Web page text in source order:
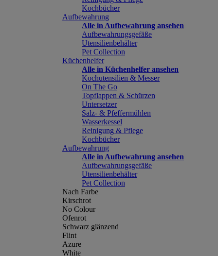
Kochbücher
Aufbewahrung
Alle in Aufbewahrung ansehen
Aufbewahrungsgefäße
Utensilienbehälter
Pet Collection
Küchenhelfer
Alle in Küchenhelfer ansehen
Kochutensilien & Messer
On The Go
Topflappen & Schürzen
Untersetzer
Salz- & Pfeffermühlen
Wasserkessel
Reinigung & Pflege
Kochbücher
Aufbewahrung
Alle in Aufbewahrung ansehen
Aufbewahrungsgefäße
Utensilienbehälter
Pet Collection
Nach Farbe
Kirschrot
No Colour
Ofenrot
Schwarz glänzend
Flint
Azure
White